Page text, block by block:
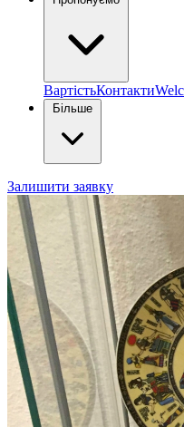
ВартістьКонтакти
Залишити заявку